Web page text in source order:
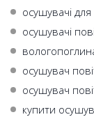
осушувачі
осушувачі
осушувач
осушувач
купити